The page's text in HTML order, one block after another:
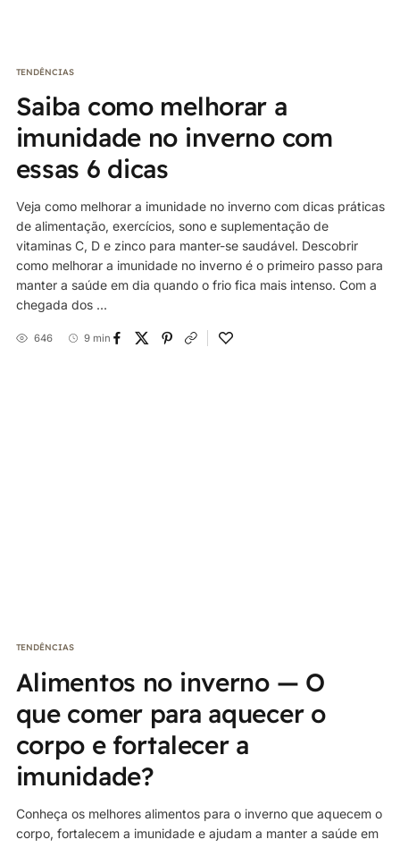
TENDÊNCIAS
Saiba como melhorar a
imunidade no inverno com
essas 6 dicas
Veja como melhorar a imunidade no inverno com dicas práticas
de alimentação, exercícios, sono e suplementação de
vitaminas C, D e zinco para manter-se saudável. Descobrir
como melhorar a imunidade no inverno é o primeiro passo para
manter a saúde em dia quando o frio fica mais intenso. Com a
chegada dos ...
646 9 min
TENDÊNCIAS
Alimentos no inverno — O
que comer para aquecer o
corpo e fortalecer a
imunidade?
Conheça os melhores alimentos para o inverno que aquecem o
corpo, fortalecem a imunidade e ajudam a manter a saúde em